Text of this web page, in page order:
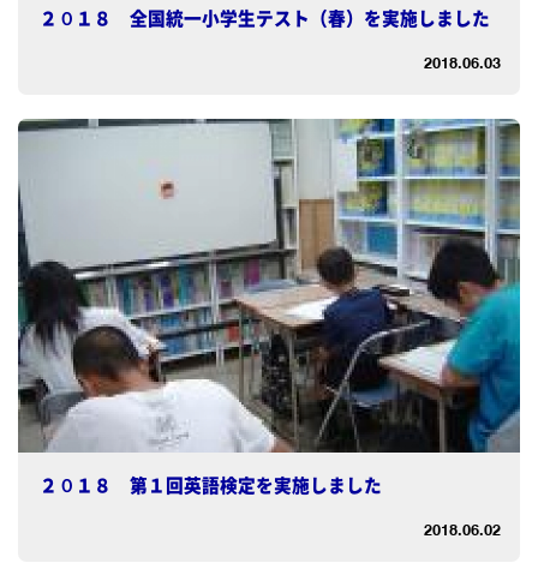
２０１８ 全国統一小学生テスト（春）を実施しました
2018.06.03
２０１８ 第１回英語検定を実施しました
2018.06.02